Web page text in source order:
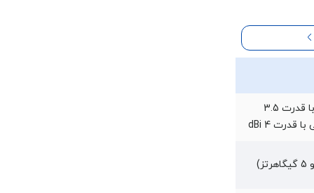
2.4GHz: سه آنتن داخلی با قدرت 3.5